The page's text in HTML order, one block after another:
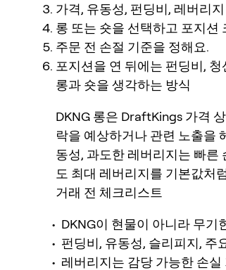
가격, 유동성, 펀딩비, 레버리
롱 또는 숏을 선택하고 포지션
주문 전 손절 기준을 정해요.
포지션을 연 뒤에는 펀딩비,
롱과 숏을 생각하는 방식
DKNG 롱은 DraftKings 가격
락을 예상하거나 관련 노출을
동성, 과도한 레버리지는 빠른
도 최대 레버리지를 기본값처
거래 전 체크리스트
DKNG이 현물이 아니라 무기
펀딩비, 유동성, 슬리피지, 주
레버리지는 감당 가능한 손